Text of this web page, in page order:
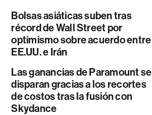
Bolsas asiáticas suben tras
récord de Wall Street por
optimismo sobre acuerdo entre
EE.UU. e Irán
Las ganancias de Paramount se
disparan gracias a los recortes
de costos tras la fusión con
Skydance